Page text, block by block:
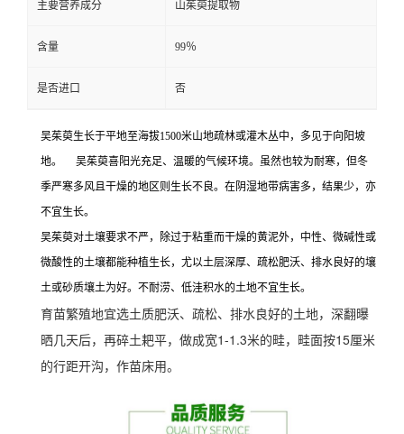
主要营养成分 山茱萸提取物
含量 99％
是否进口 否
吴茱萸生长于平地至海拔1500米山地疏林或灌木丛中，多见于向阳坡
地。
吴茱萸喜阳光充足、温暖的气候环境。虽然也较为耐寒，但冬
季严寒多风且干燥的地区则生长不良。在阴湿地带病害多，结果少，亦
不宜生长。
吴茱萸对土壤要求不严，除过于粘重而干燥的黄泥外，中性、微碱性或
微酸性的土壤都能种植生长，尤以土层深厚、疏松肥沃、排水良好的壤
土或砂质壤土为好。不耐涝、低洼积水的土地不宜生长。
育苗繁殖地宜选土质肥沃、疏松、排水良好的土地，深翻曝
晒几天后，再碎土耙平，做成宽1-1.3米的畦，畦面按15厘米
的行距开沟，作苗床用。